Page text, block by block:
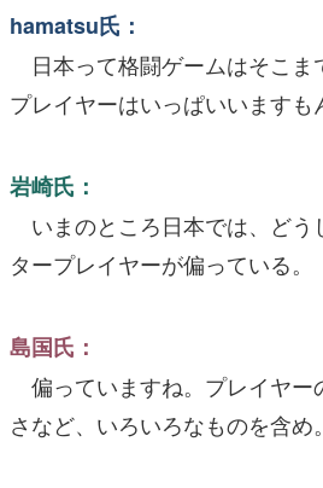
hamatsu氏：
日本って格闘ゲームはそこま
プレイヤーはいっぱいいますも
岩崎氏：
いまのところ日本では、どう
タープレイヤーが偏っている。
島国氏：
偏っていますね。プレイヤー
さなど、いろいろなものを含め。